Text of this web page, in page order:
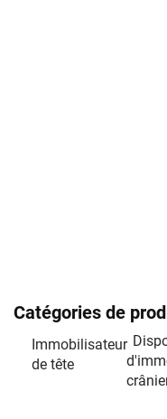
Catégories de
Immobilisateur
de tête